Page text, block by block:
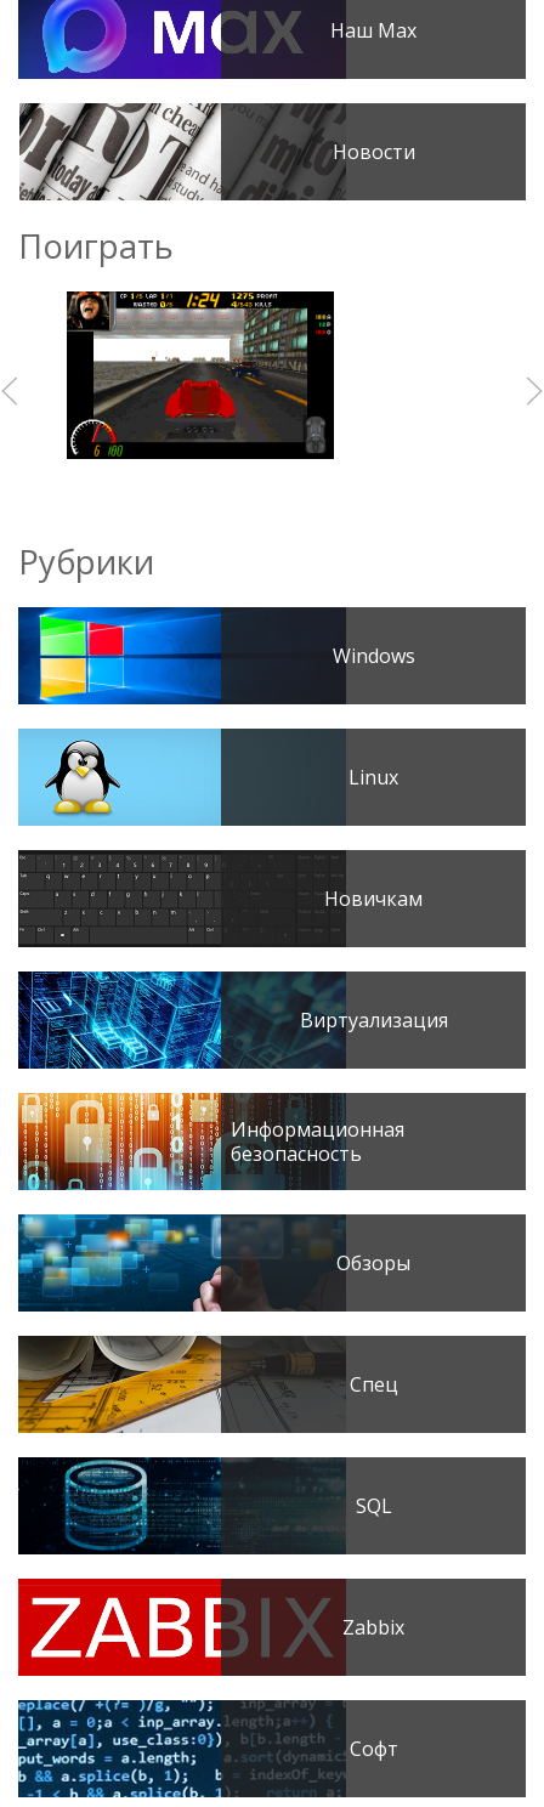
Наш Max
Новости
Поиграть
Рубрики
Windows
Linux
Новичкам
Виртуализация
Информационная
безопасность
Обзоры
Спец
SQL
Zabbix
Софт